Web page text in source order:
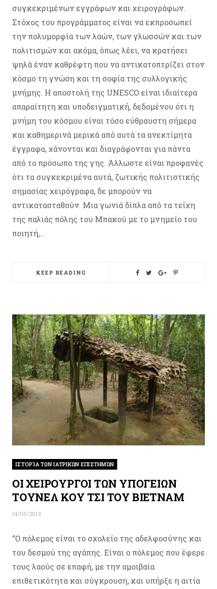
συγκεκριμένων εγγράφων και χειρογράφων.
Στόχος του προγράμματος είναι να εκπροσωπεί
την πολυμορφία των λαών, των γλωσσών και των
πολιτισμών και ακόμα, όπως λέει, να κρατήσει
ψηλά έναν καθρέφτη που να αντικατοπτρίζει στον
κόσμο τη γνώση και τη σοφία της συλλογικής
μνήμης. Η αποστολή της UNESCO είναι ιδιαίτερα
απαραίτητη και υποδειγματική, δεδομένου ότι η
μνήμη του κόσμου είναι τόσο εύθραυστη σήμερα
και καθημερινά μερικά από αυτά τα ανεκτίμητα
έγγραφα, χάνονται και διαγράφονται για πάντα
από το πρόσωπο της γης. Άλλωστε είναι προφανές
ότι τα συγκεκριμένα αυτά, ζωτικής πολιτιστικής
σημασίας χειρόγραφα, δε μπορούν να
αντικατασταθούν. Μια γωνιά δίπλα από τα τείχη
της παλιάς πόλης του Μπακού με το μνημείο του
ποιητή,…
KEEP READING
ΙΣΤΟΡΊΑ ΤΩΝ ΙΑΤΡΙΚΏΝ ΕΠΙΣΤΗΜΏΝ
ΟΙ ΧΕΙΡΟΥΡΓΟΙ ΤΩΝ ΥΠΟΓΕΙΩΝ
ΤΟΥΝΕΛ ΚΟΥ ΤΣΙ ΤΟΥ ΒΙΕΤΝΑΜ
14/05/2013
‘’Ο πόλεμος είναι το σχολείο της αδελφοσύνης και
του δεσμού της αγάπης. Είναι ο πόλεμος που έφερε
τους λαούς σε επαφή, με την αμοιβαία
επιθετικότητα και σύγκρουση, και υπήρξε η αιτία